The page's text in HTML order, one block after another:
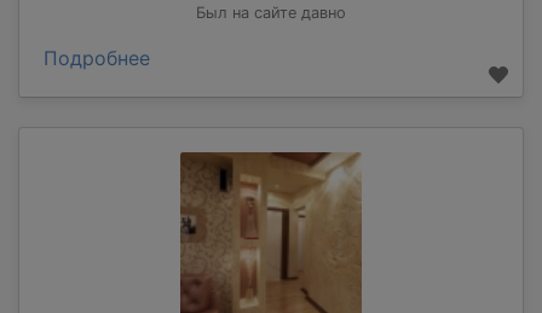
Был на сайте давно
Подробнее